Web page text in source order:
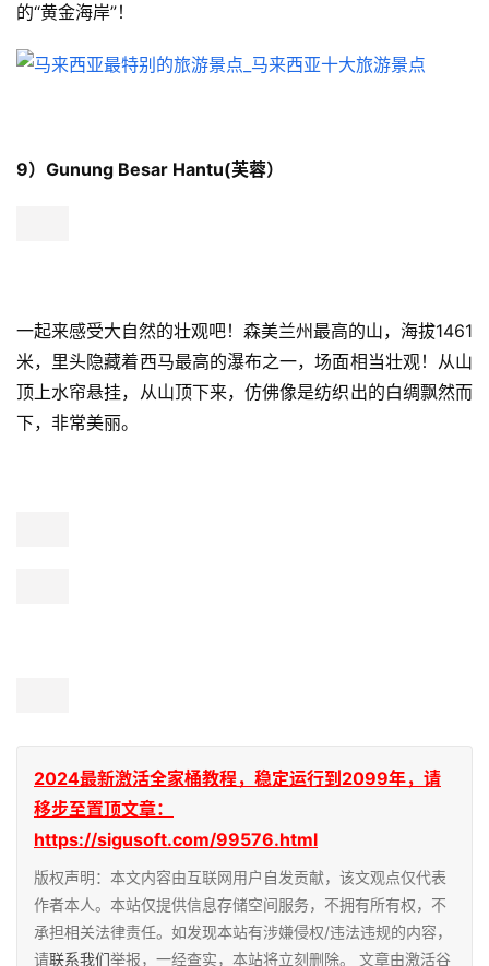
的“黄金海岸”！
9）Gunung Besar Hantu(芙蓉）
一起来感受大自然的壮观吧！森美兰州最高的山，海拔1461
米，里头隐藏着西马最高的瀑布之一，场面相当壮观！从山
顶上水帘悬挂，从山顶下来，仿佛像是纺织出的白绸飘然而
下，非常美丽。
2024最新激活全家桶教程，稳定运行到2099年，请
移步至置顶文章：
https://sigusoft.com/99576.html
版权声明：本文内容由互联网用户自发贡献，该文观点仅代表
作者本人。本站仅提供信息存储空间服务，不拥有所有权，不
承担相关法律责任。如发现本站有涉嫌侵权/违法违规的内容，
请联系我们举报，一经查实，本站将立刻删除。 文章由激活谷